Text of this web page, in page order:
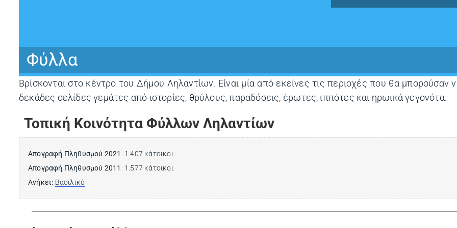
Φύλλα
Βρίσκονται στο κέντρο του Δήμου Ληλαντίων. Είναι μία από εκείνες τις περιοχές που θα μπορούσαν
δεκάδες σελίδες γεμάτες από ιστορίες, θρύλους, παραδόσεις, έρωτες, ιππότες και ηρωικά γεγονότα.
Τοπική Κοινότητα Φύλλων Ληλαντίων
Απογραφή Πληθυσμού 2021 : 1.407 κάτοικοι
Απογραφή Πληθυσμού 2011 : 1.577 κάτοικοι
Ανήκει: Βασιλικό